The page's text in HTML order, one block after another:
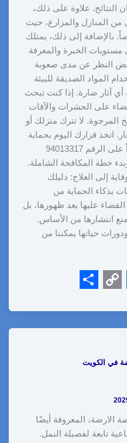
النتائج. علاوة على ذلك،
من المنازل والمزارع، حيث
بالإضافة إلى ذلك، يمتلك
مستويات الخبرة والمعرفة
النظر عن مدى صعوبة
المواد الصديقة للبيئة
أي آثار ضارة. إذا كنت تبحث
على الحشرات والآفات
المرجوة. لا تترك منزلك أو
اتخذ قرارك اليوم بحماية
ممتلكاتك وصحتك. اتصل بنا فوراً على الرقم 94013317
خطة المكافحة الشاملة.
إلى العلاج: دليلك
بذكاء الحماية من
عليها بعد ظهورها، بل
انتشارها من الأساس.
حياتها يمكننا من
o
y
L
i
n
k
h
r
e
في الكويت
الارضة، المعروفة أيضًا
تابعة لفصيلة النمل.